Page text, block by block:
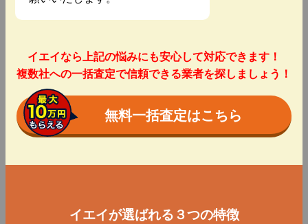
イエイなら上記の悩みにも安心して対応できます！
複数社への一括査定で信頼できる業者を探しましょう！
無料一括査定はこちら
イエイが選ばれる３つの特徴